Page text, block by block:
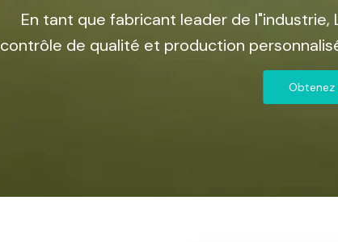
En tant que fabricant leader de l"industrie,
contrôle de qualité et production
Obtenez